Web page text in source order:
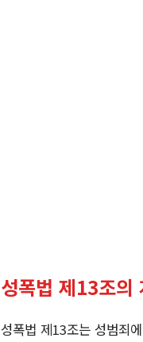
성폭법 제13조의
성폭법 제13조는 성범죄